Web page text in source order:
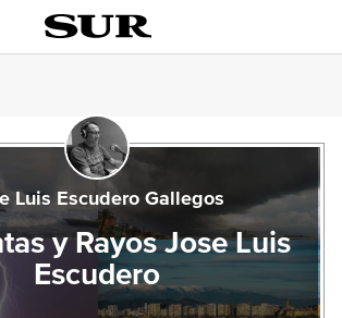
Luis Escudero Gallegos
y Rayos Jose Luis
Escudero